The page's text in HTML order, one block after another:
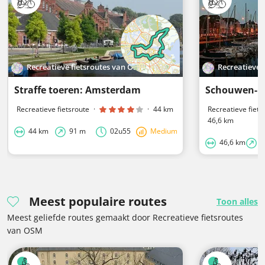
Recreatieve fietsroutes van OSM
Straffe toeren: Amsterdam
Recreatieve fietsroute · · 44 km
44 km 91 m 02u55 Medium
Recreatieve
Recreatieve
46,6 km
46,6 km
Meest populaire routes
Toon alles
Meest geliefde routes gemaakt door Recreatieve fietsroutes
van OSM